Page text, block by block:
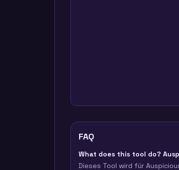
FAQ
What does this tool do?
Dieses Tool wird für